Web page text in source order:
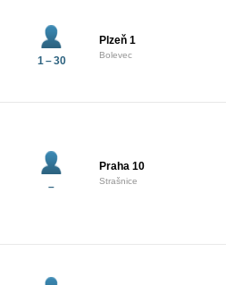
1 – 30
Plzeň 1
Bolevec
–
Praha 10
Strašnice